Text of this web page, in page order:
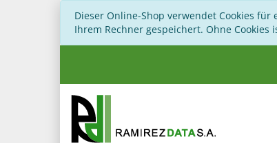
Dieser Online-Shop verwendet Cookies
Ihrem Rechner gespeichert. Ohne